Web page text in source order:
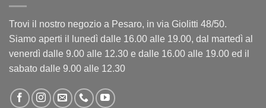
Trovi il nostro negozio a Pesaro, in via Giolitti 48/50.
Siamo aperti il lunedì dalle 16.00 alle 19.00, dal martedì al
venerdì dalle 9.00 alle 12.30 e dalle 16.00 alle 19.00 ed il
sabato dalle 9.00 alle 12.30